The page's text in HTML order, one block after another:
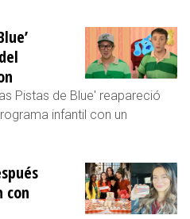
Pistas de Blue' reapareció
infantil con un
con